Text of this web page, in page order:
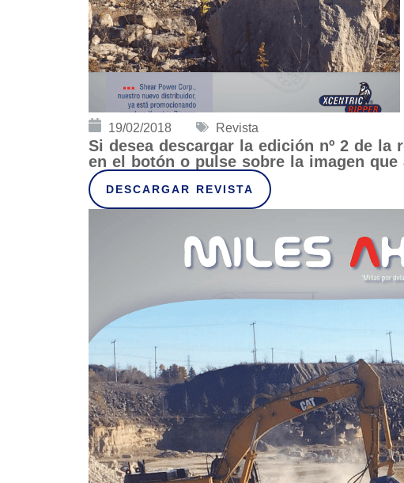
19/02/2018 Revista
Si desea descargar la edición nº 2 de la
en el botón o pulse sobre la imagen que
DESCARGAR REVISTA